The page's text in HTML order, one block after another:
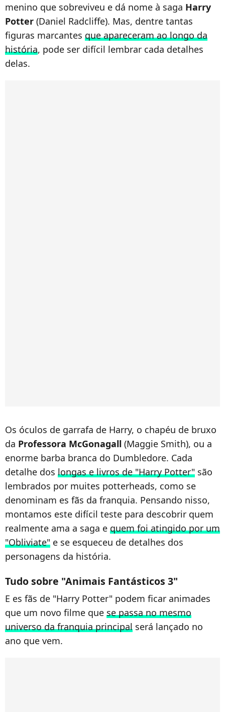
menino que sobreviveu e dá nome à saga Harry
Potter (Daniel Radcliffe). Mas, dentre tantas
figuras marcantes que apareceram ao longo da
história, pode ser difícil lembrar cada detalhes
delas.
Os óculos de garrafa de Harry, o chapéu de bruxo
da Professora McGonagall (Maggie Smith), ou a
enorme barba branca do Dumbledore. Cada
detalhe dos longas e livros de "Harry Potter" são
lembrados por muites potterheads, como se
denominam es fãs da franquia. Pensando nisso,
montamos este difícil teste para descobrir quem
realmente ama a saga e quem foi atingido por um
"Obliviate" e se esqueceu de detalhes dos
personagens da história.
Tudo sobre "Animais Fantásticos 3"
E es fãs de "Harry Potter" podem ficar animades
que um novo filme que se passa no mesmo
universo da franquia principal será lançado no
ano que vem.